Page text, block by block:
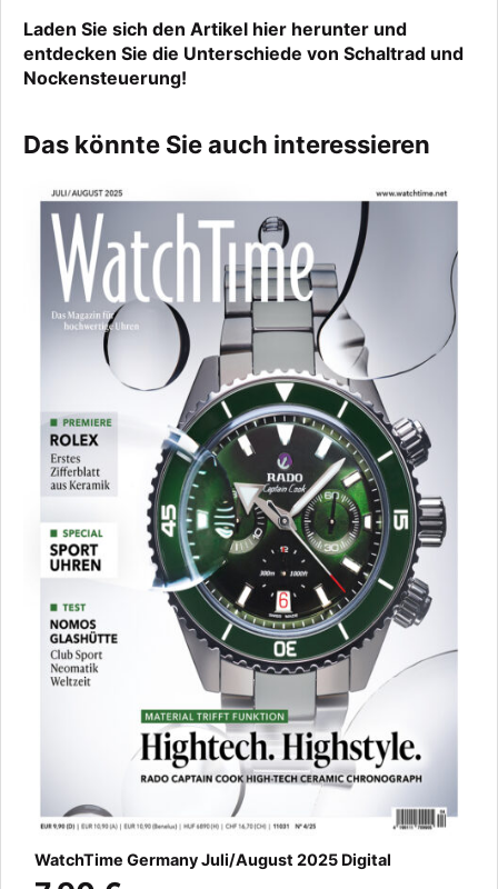
Laden Sie sich den Artikel hier herunter und
entdecken Sie die Unterschiede von Schaltrad und
Nockensteuerung!
Das könnte Sie auch interessieren
WatchTime Germany Juli/August 2025 Digital